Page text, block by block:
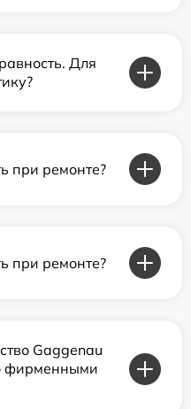
Для
при ремонте?
при ремонте?
Gaggenau
фирменными